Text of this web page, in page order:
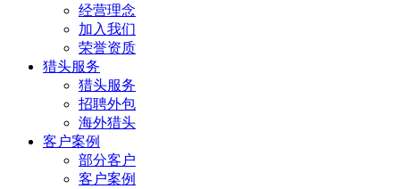
经营理念
加入我们
荣誉资质
猎头服务
猎头服务
招聘外包
海外猎头
客户案例
部分客户
客户案例